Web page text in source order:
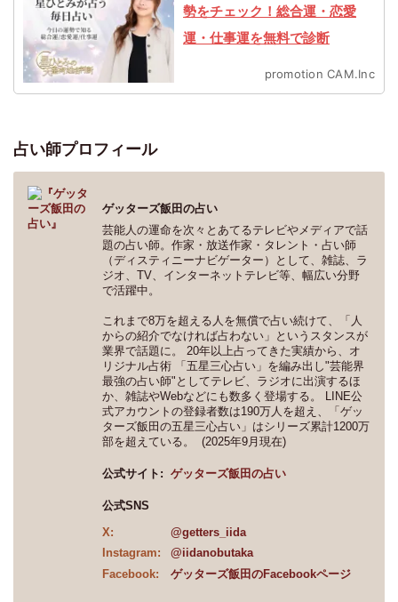
勢をチェック！総合運・恋愛
運・仕事運を無料で診断
promotion CAM.Inc
占い師プロフィール
ゲッターズ飯田 の占い
芸能人の運命を次々とあてるテレビやメディアで話
題の占い師。作家・放送作家・タレント・占い師
（ディスティニーナビゲーター）として、雑誌、ラ
ジオ、TV、インターネットテレビ等、幅広い分野
で活躍中。
これまで8万を超える人を無償で占い続けて、「人
からの紹介でなければ占わない」というスタンスが
業界で話題に。 20年以上占ってきた実績から、オ
リジナル占術 「五星三心占い」を編み出し"芸能界
最強の占い師"としてテレビ、ラジオに出演するほ
か、雑誌やWebなどにも数多く登場する。 LINE公
式アカウントの登録者数は190万人を超え、「ゲッ
ターズ飯田の五星三心占い」はシリーズ累計1200万
部を超えている。 (2025年9月現在)
公式サイト: ゲッターズ飯田の占い
公式SNS
X:
@getters_iida
Instagram:
@iidanobutaka
Facebook:
ゲッターズ飯田のFacebookページ